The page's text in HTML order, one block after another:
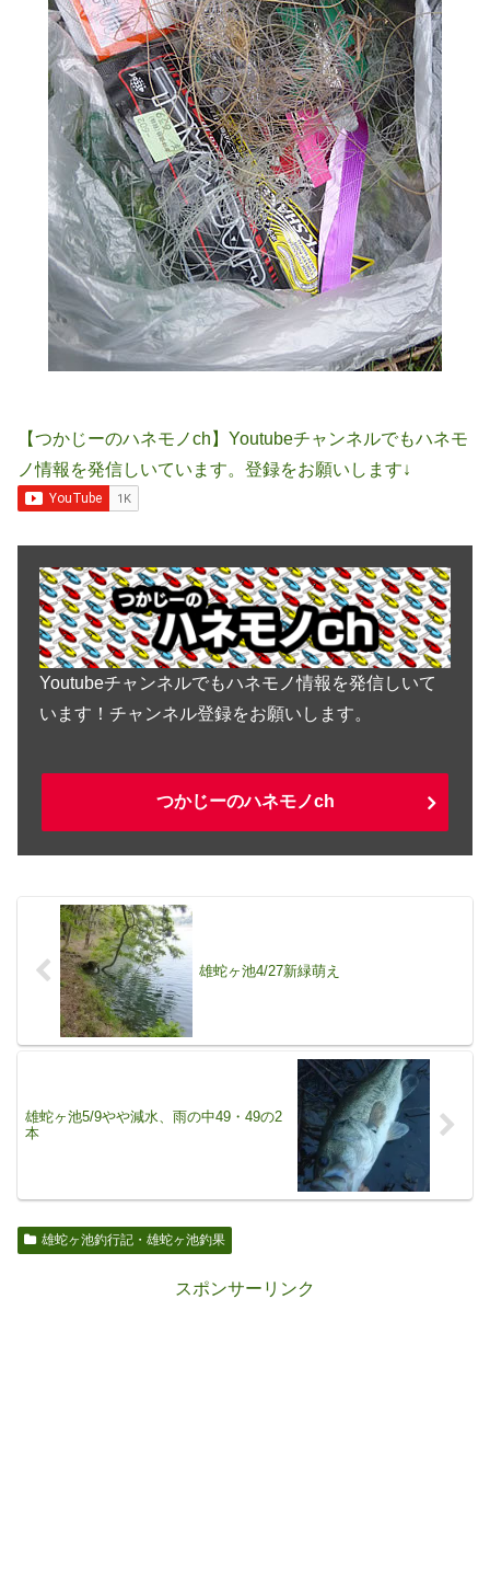
【つかじーのハネモノch】Youtubeチャンネルでもハネモ
ノ情報を発信しいています。登録をお願いします↓
Youtubeチャンネルでもハネモノ情報を発信しいて
います！チャンネル登録をお願いします。
つかじーのハネモノch
雄蛇ヶ池4/27新緑萌え
雄蛇ヶ池5/9やや減水、雨の中49・49の2
本
雄蛇ヶ池釣行記・雄蛇ヶ池釣果
スポンサーリンク